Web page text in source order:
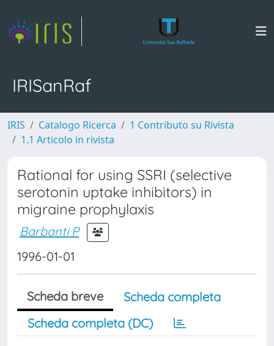
IRISanRaf
IRIS Catalogo Ricerca
1 Contributo su Rivista
1.1 Articolo in rivista
Rational for using SSRI (selective
serotonin uptake inhibitors) in
migraine prophylaxis
Barbanti P
1996-01-01
Scheda breve
Scheda completa
Scheda completa (DC)